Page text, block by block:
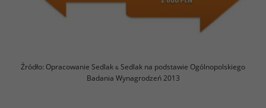
Źródło: Opracowanie Sedlak & Sedlak na podstawie Ogólnopolskiego
Badania Wynagrodzeń 2013